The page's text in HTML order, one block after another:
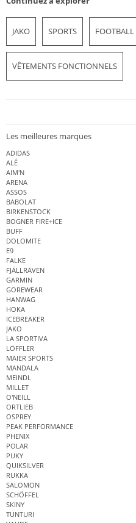
JAKO SPORTS FOOTBALL
VÊTEMENTS FONCTIONNELS
Les meilleures marques
ADIDAS
ALÉ
AIM'N
ARENA
ASSOS
BABOLAT
BIRKENSTOCK
BOGNER FIRE+ICE
BUFF
DOLOMITE
E9
FALKE
FJÄLLRÄVEN
GARMIN
GOREWEAR
HANWAG
HOKA
ICEBREAKER
JAKO
LA SPORTIVA
LÖFFLER
MAIER SPORTS
MANDALA
MEINDL
MILLET
O'NEILL
ORTLIEB
OSPREY
PEAK PERFORMANCE
PHENIX
POLAR
PUKY
QUIKSILVER
RUKKA
SALOMON
SCHÖFFEL
SKINY
TUNTURI